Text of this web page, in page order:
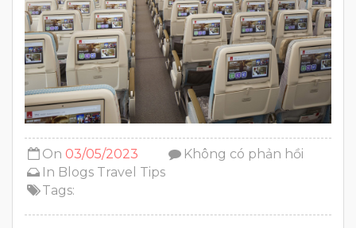
On 03/05/2023
In Blogs Travel Tips
Tags:
Không có phản hồi